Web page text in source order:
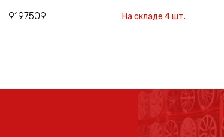
9197509 На складе 4 шт.